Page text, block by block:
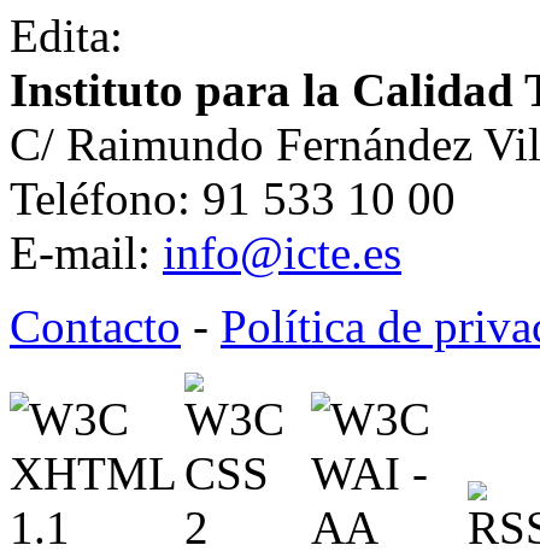
Edita:
Instituto para la Calidad
C/ Raimundo Fernández
Teléfono: 91 533 10 00
E-mail: info@icte.es
Contacto - Política de